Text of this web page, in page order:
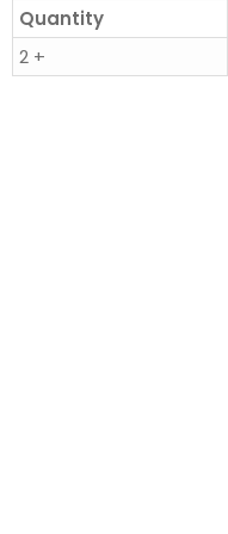
Quantity
2 +